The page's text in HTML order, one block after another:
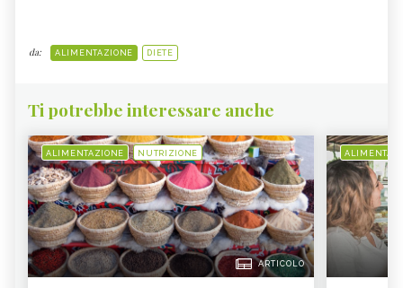
da: ALIMENTAZIONE DIETE
Ti potrebbe interessare anche
ALIMENTAZIONE NUTRIZIONE
ARTICOLO